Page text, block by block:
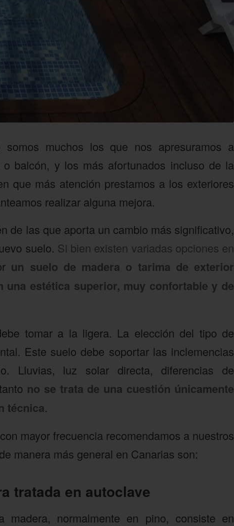
muchos los que nos apresuramos a
balcón, y los más afortunados incluso de la
que más atención prestamos a los exteriores
realizar alguna mejora.
de las que aporta un cambio más significativo,
suelo. Si bien existen variadas opciones en
un suelo de madera o tarima de exterior
estética superior, muy confortable y de
tomar a la ligera. La elección del tipo de
Este suelo debe soportar las inclemencias
Lluvias, luz solar directa, diferencias de
no se trata de una cuestión únicamente
técnica.
mayor frecuencia recomendamos a nuestros
manera más general en Canarias son:
tratada en autoclave
madera, normalmente en pino, consiste en